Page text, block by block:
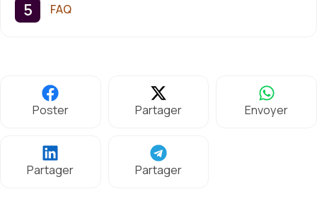
FAQ
Poster Partager Envoyer
Partager Partager